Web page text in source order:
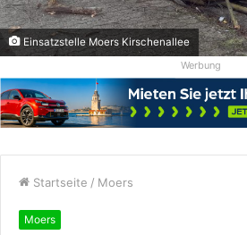
Einsatzstelle Moers Kirschenallee
Werbung
Startseite / Moers
Moers